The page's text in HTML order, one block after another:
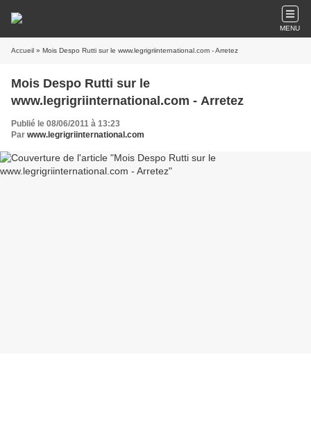
MENU
Accueil » Mois Despo Rutti sur le www.legrigriinternational.com - Arretez
Mois Despo Rutti sur le
www.legrigriinternational.com - Arretez
Publié le 08/06/2011 à 13:23
Par www.legrigriinternational.com